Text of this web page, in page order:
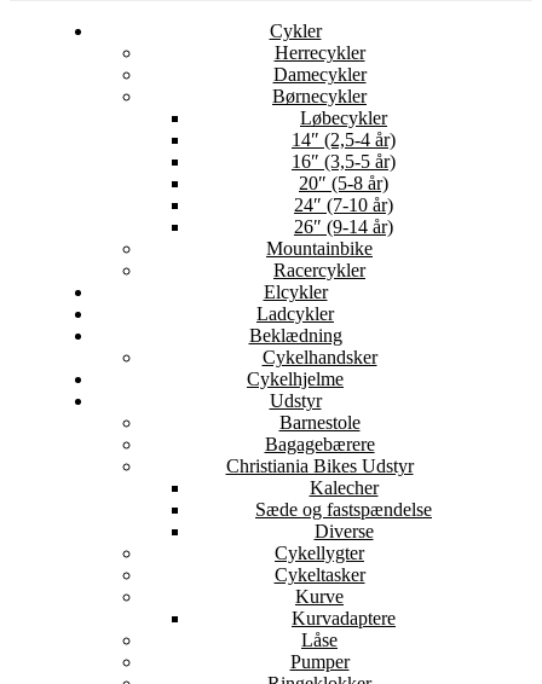
Cykler
Herrecykler
Damecykler
Børnecykler
Løbecykler
14″ (2,5-4 år)
16″ (3,5-5 år)
20″ (5-8 år)
24″ (7-10 år)
26″ (9-14 år)
Mountainbike
Racercykler
Elcykler
Ladcykler
Beklædning
Cykelhandsker
Cykelhjelme
Udstyr
Barnestole
Bagagebærere
Christiania Bikes Udstyr
Kalecher
Sæde og fastspændelse
Diverse
Cykellygter
Cykeltasker
Kurve
Kurvadaptere
Låse
Pumper